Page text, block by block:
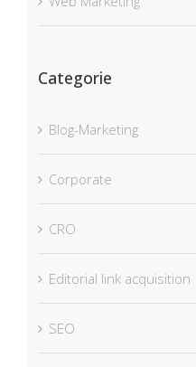
Categorie
Blog-Marketing
Corporate
CRO
Editorial link acquisition
SEO